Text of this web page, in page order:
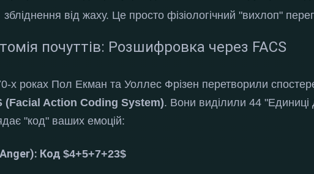
збліднення від жаху. Це просто фізіологічний "вихлоп"
почуттів: Розшифровка через FACS
х роках Пол Екман та Уоллес Фрізен перетворили
(Facial Action Coding System). Вони виділили 44
"код" ваших емоцій:
Код$4+5+7+23$